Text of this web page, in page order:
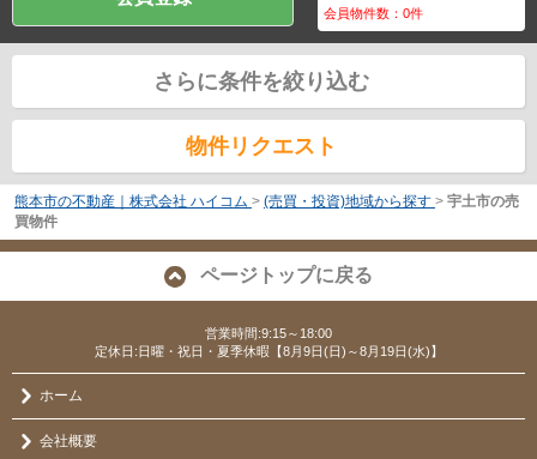
会員物件数：0件
さらに条件を絞り込む
物件リクエスト
熊本市の不動産｜株式会社 ハイコム > (売買・投資)地域から探す > 宇土市の売
買物件
ページトップに戻る
営業時間:9:15～18:00
定休日:日曜・祝日・夏季休暇【8月9日(日)～8月19日(水)】
ホーム
会社概要